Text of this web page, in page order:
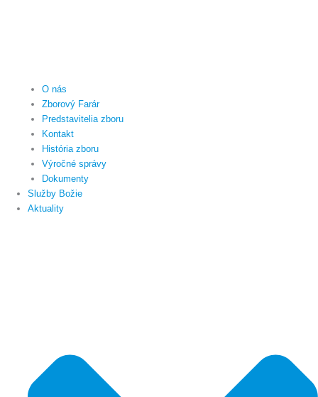
O nás
Zborový Farár
Predstavitelia zboru
Kontakt
História zboru
Výročné správy
Dokumenty
Služby Božie
Aktuality